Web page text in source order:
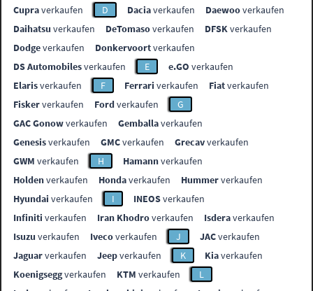
Cupraverkaufen D Daciaverkaufen Daewooverkaufen
Daihatsu verkaufen DeTomasoverkaufen DFSKverkaufen
Dodgeverkaufen Donkervoortverkaufen
DS Automobilesverkaufen E e.GO verkaufen
Elarisverkaufen F Ferrari verkaufen Fiatverkaufen
Fiskerverkaufen Fordverkaufen
G
GAC Gonowverkaufen Gemballaverkaufen
Genesisverkaufen GMCverkaufen Grecavverkaufen
GWM verkaufen H Hamannverkaufen
Holdenverkaufen Hondaverkaufen Hummerverkaufen
Hyundai verkaufen I INEOSverkaufen
Infiniti verkaufen Iran Khodroverkaufen Isderaverkaufen
Isuzu verkaufen Ivecoverkaufen J JACverkaufen
Jaguarverkaufen Jeepverkaufen K Kiaverkaufen
Koenigseggverkaufen KTM verkaufen
L